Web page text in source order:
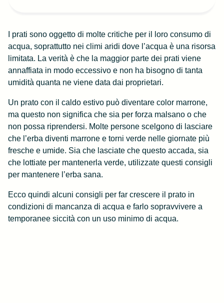
I prati sono oggetto di molte critiche per il loro consumo di
acqua, soprattutto nei climi aridi dove l’acqua è una risorsa
limitata. La verità è che la maggior parte dei prati viene
annaffiata in modo eccessivo e non ha bisogno di tanta
umidità quanta ne viene data dai proprietari.
Un prato con il caldo estivo può diventare color marrone,
ma questo non significa che sia per forza malsano o che
non possa riprendersi. Molte persone scelgono di lasciare
che l’erba diventi marrone e torni verde nelle giornate più
fresche e umide. Sia che lasciate che questo accada, sia
che lottiate per mantenerla verde, utilizzate questi consigli
per mantenere l’erba sana.
Ecco quindi alcuni consigli per far crescere il prato in
condizioni di mancanza di acqua e farlo sopravvivere a
temporanee siccità con un uso minimo di acqua.